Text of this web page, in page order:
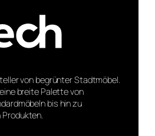
von begrünter Stadtmöbel.
breite Palette von
bis hin zu